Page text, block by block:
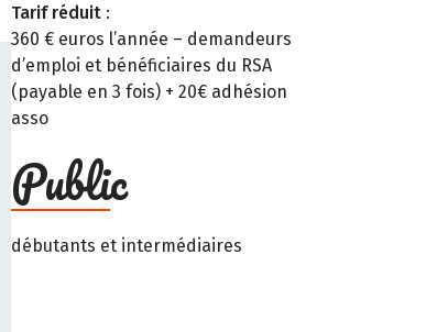
Tarif réduit :
360 € euros l’année – demandeurs
d’emploi et bénéficiaires du RSA
(payable en 3 fois) + 20€ adhésion
asso
Public
débutants et intermédiaires